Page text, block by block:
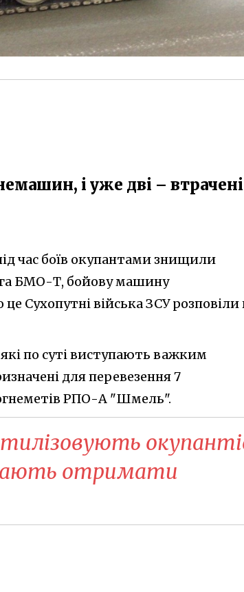
і уже дві –
час боїв окупантами знищили
БМО-Т, бойову машину
Сухопутні війська ЗСУ розповіли
по суті виступають важким
для перевезення 7
РПО-А "Шмель".
отримати